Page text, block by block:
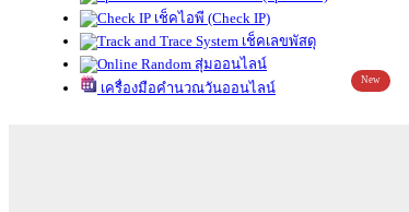
เช็คไอพี (Check IP)
เช็คเลขพัสดุ
สุ่มออนไลน์
เครื่องมือคำนวณวันออนไลน์
New